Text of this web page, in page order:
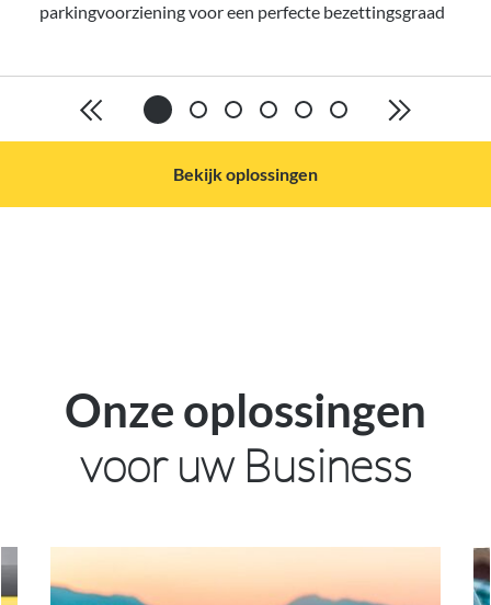
parkingvoorziening voor een perfecte bezettingsgraad
Bekijk oplossingen
Onze oplossingen
voor uw Business